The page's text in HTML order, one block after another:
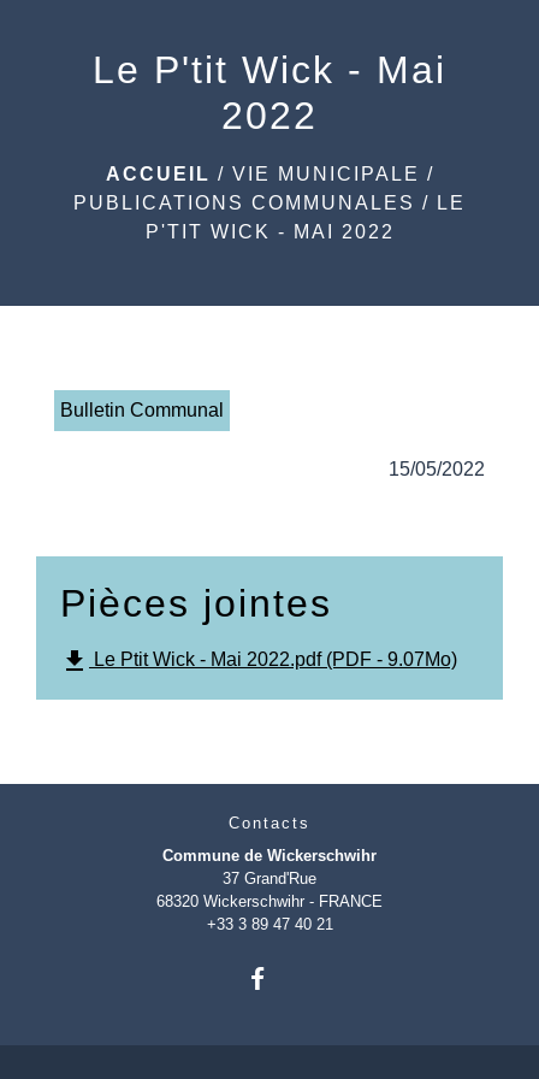
Le P'tit Wick - Mai
2022
ACCUEIL / VIE MUNICIPALE /
PUBLICATIONS COMMUNALES / LE
P'TIT WICK - MAI 2022
Bulletin Communal
15/05/2022
Pièces jointes
file_download Le Ptit Wick - Mai 2022.pdf (PDF - 9.07Mo)
Contacts
Commune de Wickerschwihr
37 Grand'Rue
68320 Wickerschwihr - FRANCE
+33 3 89 47 40 21